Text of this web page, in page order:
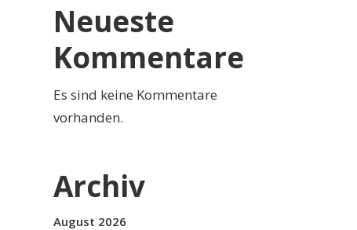
Neueste
Kommentare
Es sind keine Kommentare
vorhanden.
Archiv
August 2026